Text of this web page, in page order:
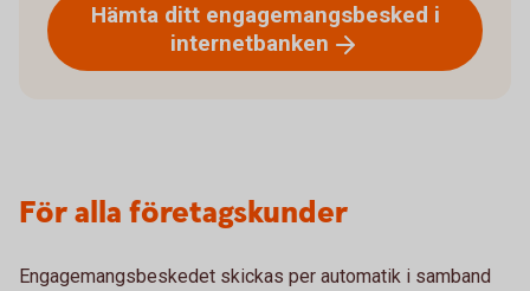
Hämta ditt engagemangsbesked i
internetbanken
För alla företagskunder
Engagemangsbeskedet skickas per automatik i samband